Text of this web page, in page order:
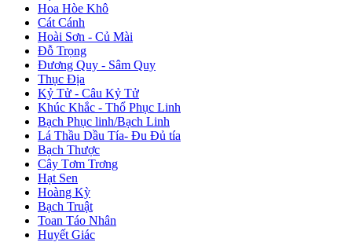
Hoa Hòe Khô
Cát Cánh
Hoài Sơn - Củ Mài
Đỗ Trọng
Đương Quy - Sâm Quy
Thục Địa
Kỷ Tử - Câu Kỷ Tử
Khúc Khắc - Thổ Phục Linh
Bạch Phục linh/Bạch Linh
Lá Thầu Dầu Tía- Đu Đủ tía
Bạch Thược
Cây Tơm Trơng
Hạt Sen
Hoàng Kỳ
Bạch Truật
Toan Táo Nhân
Huyết Giác